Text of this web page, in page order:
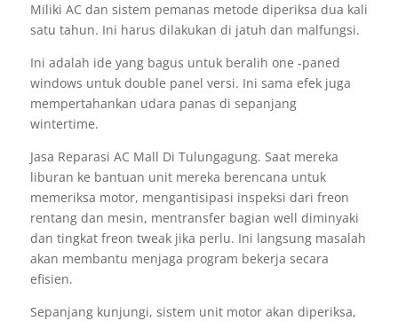
Miliki AC dan sistem pemanas metode diperiksa dua kali
satu tahun. Ini harus dilakukan di jatuh dan malfungsi.
Ini adalah ide yang bagus untuk beralih one -paned
windows untuk double panel versi. Ini sama efek juga
mempertahankan udara panas di sepanjang
wintertime.
Jasa Reparasi AC Mall Di Tulungagung. Saat mereka
liburan ke bantuan unit mereka berencana untuk
memeriksa motor, mengantisipasi inspeksi dari freon
rentang dan mesin, mentransfer bagian well diminyaki
dan tingkat freon tweak jika perlu. Ini langsung masalah
akan membantu menjaga program bekerja secara
efisien.
Sepanjang kunjungi, sistem unit motor akan diperiksa,